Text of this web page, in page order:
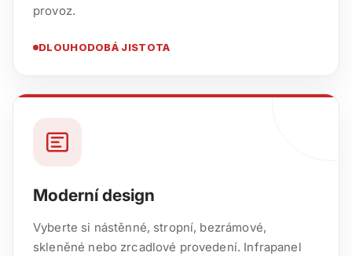
provoz.
DLOUHODOBÁ JISTOTA
Moderní design
Vyberte si nástěnné, stropní, bezrámové,
skleněné nebo zrcadlové provedení. Infrapanel